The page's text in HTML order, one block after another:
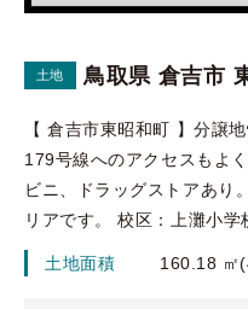
土地 鳥取県 倉吉市
【 倉吉市東昭和町 】分譲
179号線へのアクセスもよ
ビニ、ドラッグストアあり
リアです。 校区：上灘小学
土地面積 160.18 ㎡